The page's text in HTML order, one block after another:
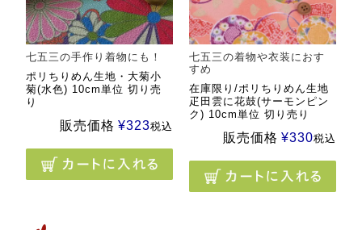
七五三の手作り着物にも！
ポリちりめん生地・大菊小
菊(水色) 10cm単位 切り売
り
販売価格 ¥323税込
七五三の着物や衣装におす
すめ
在庫限り/ポリちりめん生地
疋田雲に花鼓(サーモンピン
ク) 10cm単位 切り売り
販売価格 ¥330税込